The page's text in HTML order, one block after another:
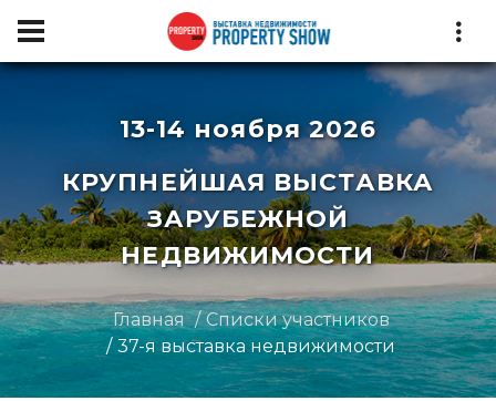
13-14 ноября 2026
КРУПНЕЙШАЯ ВЫСТАВКА
ЗАРУБЕЖНОЙ
НЕДВИЖИМОСТИ
Главная
Списки участников
37-я выставка недвижимости